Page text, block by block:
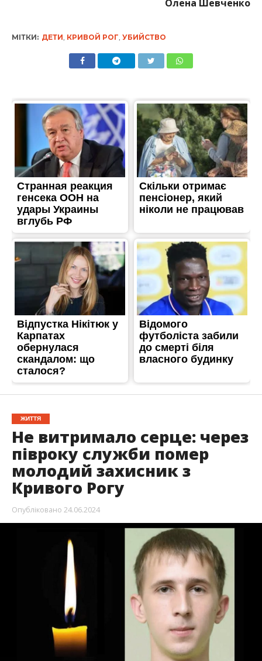
Олена Шевченко
МІТКИ: ДЕТИ КРИВОЙ РОГ УБИЙСТВО
ЖИТТЯ
Не витримало серце: через
півроку служби помер
молодий захисник з
Кривого Рогу
Опубліковано 24.06.2024